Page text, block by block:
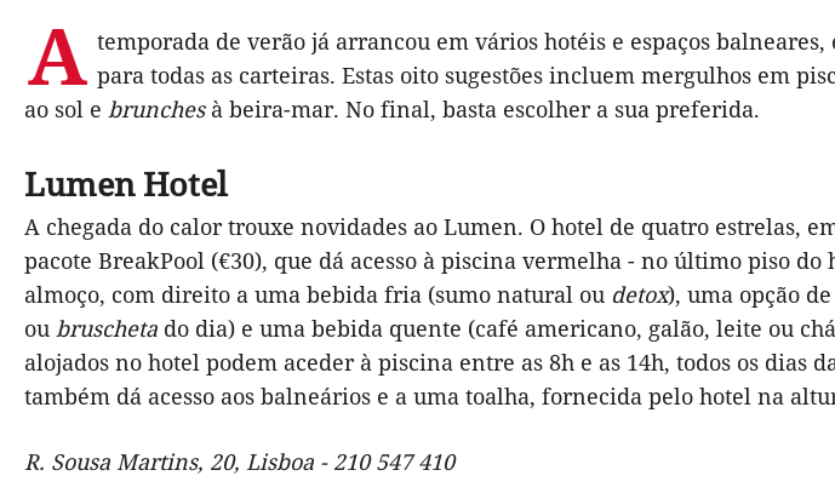
A temporada de verão já arrancou em vários hotéis e espaços
para todas as carteiras. Estas oito sugestões incluem mergulhos em
ao sol e brunches à beira-mar. No final, basta escolher a sua preferida.
Lumen Hotel
A chegada do calor trouxe novidades ao Lumen. O hotel de quatro estrelas,
pacote BreakPool (€30), que dá acesso à piscina vermelha - no último piso
almoço, com direito a uma bebida fria (sumo natural ou detox), uma opção
ou bruscheta do dia) e uma bebida quente (café americano, galão, leite ou
alojados no hotel podem aceder à piscina entre as 8h e as 14h, todos os dias
também dá acesso aos balneários e a uma toalha, fornecida pelo hotel na
R. Sousa Martins, 20, Lisboa - 210 547 410